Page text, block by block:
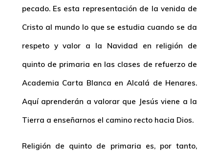
pecado. Es esta representación de la venida de
Cristo al mundo lo que se estudia cuando se da
respeto y valor a la Navidad en religión de
quinto de primaria en las clases de refuerzo de
Academia Carta Blanca en Alcalá de Henares.
Aquí aprenderán a valorar que Jesús viene a la
Tierra a enseñarnos el camino recto hacia Dios.
Religión de quinto de primaria es, por tanto,